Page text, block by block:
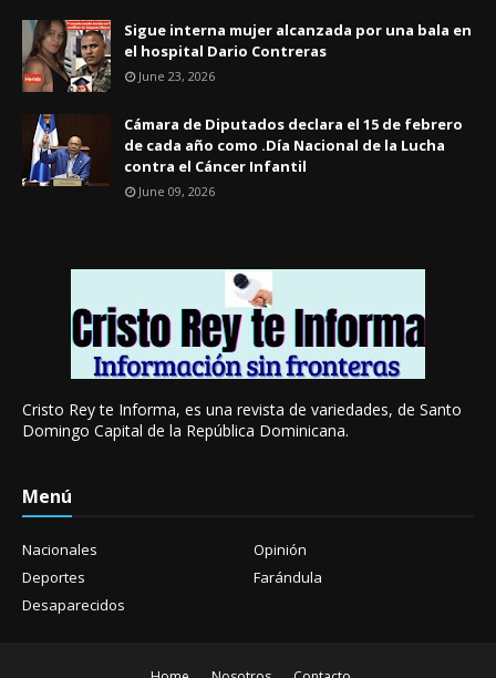
Sigue interna mujer alcanzada por una bala en
el hospital Dario Contreras
June 23, 2026
Cámara de Diputados declara el 15 de febrero
de cada año como .Día Nacional de la Lucha
contra el Cáncer Infantil
June 09, 2026
Cristo Rey te Informa, es una revista de variedades, de Santo
Domingo Capital de la República Dominicana.
Menú
Nacionales
Opinión
Deportes
Farándula
Desaparecidos